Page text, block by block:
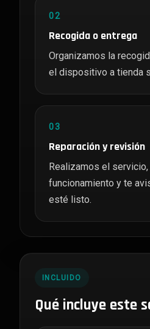
02
Recogida o entrega
Organizamos la
el dispositivo a tienda
03
Reparación y revisión
Realizamos el
funcionamiento y te
esté listo.
INCLUIDO
Qué incluye este